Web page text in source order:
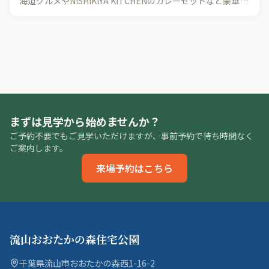
まずは見学から始めませんか？
ご予約不要でもご見学いただけますが、事前予約で待ち時間なく
ご案内します。
来場予約はこちら
流山おおたかの森住宅公園
千葉県流山市おおたかの森西1-16-2